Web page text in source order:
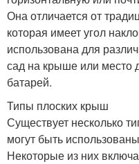
Она отличается от
которая имеет угол
использована для
сад на крыше или место
батарей.
Типы плоских крыш
Существует несколько
могут быть
Некоторые из них